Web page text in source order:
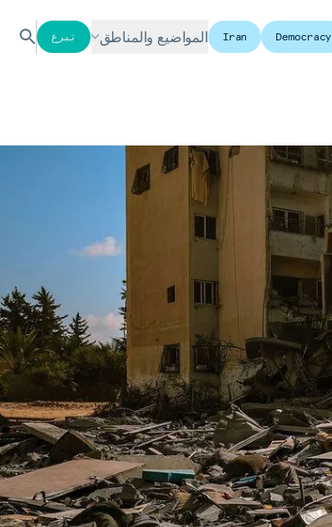
Democracy
Iran المواضيع والمناطق تبرع